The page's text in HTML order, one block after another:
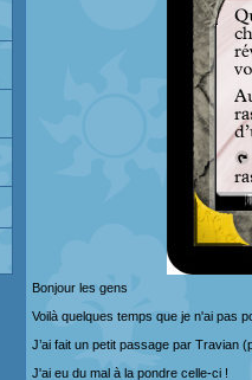
Bonjour les gens
Voilà quelques temps que je n'ai pas
J’ai fait un petit passage par Travian
J'ai eu du mal à la pondre celle-ci !